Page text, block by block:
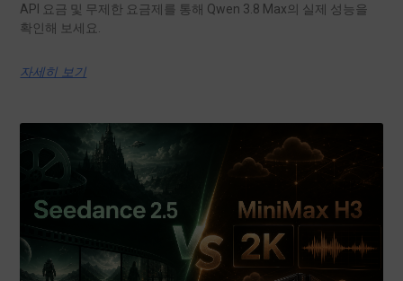
API 요금 및 무제한 요금제를 통해 Qwen 3.8 Max의 실제 성능을
확인해 보세요.
자세히 보기